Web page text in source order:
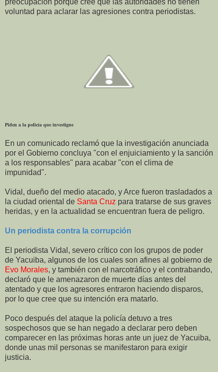
voluntad para aclarar las agresiones contra periodistas.
Piden a la policía que investigue
En un comunicado reclamó que la investigación anunciada
por el Gobierno concluya "con el enjuiciamiento y la sanción
a los responsables" para acabar "con el clima de
impunidad".
Vidal, dueño del medio atacado, y Arce fueron trasladados a
la ciudad oriental de Santa Cruz para tratarse de sus graves
heridas, y en la actualidad se encuentran fuera de peligro.
Un periodista contra la corrupción
El periodista Vidal, severo crítico con los grupos de poder
de Yacuiba, algunos de los cuales son afines al gobierno de
Evo Morales, y también con el narcotráfico y el contrabando,
declaró que le amenazaron de muerte días antes del
atentado y que los agresores entraron haciendo disparos,
por lo que cree que su intención era matarlo.
Poco después del ataque la policía detuvo a tres
sospechosos que se han negado a declarar pero deben
comparecer en las próximas horas ante un juez de Yacuiba,
donde unas mil personas se manifestaron para exigir
justicia.